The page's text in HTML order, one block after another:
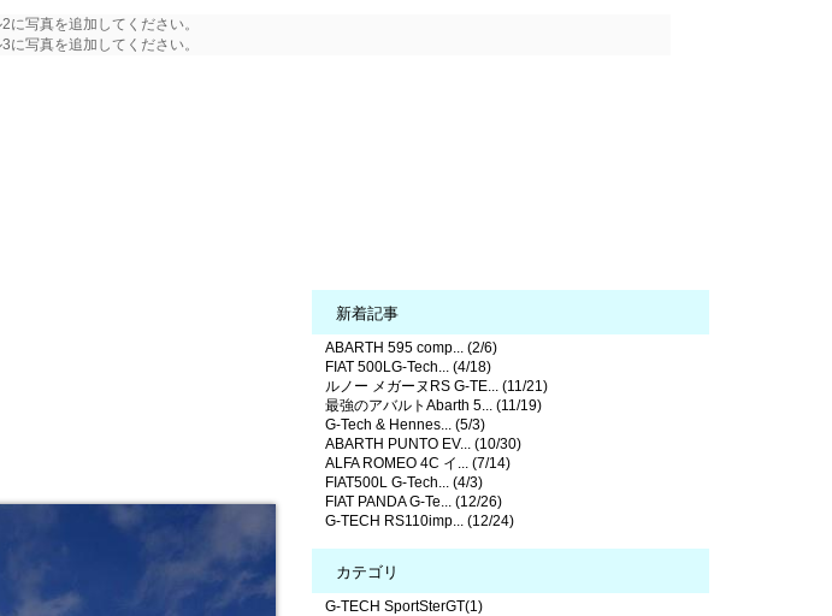
新着記事
ABARTH 595 comp... (2/6)
FIAT 500LG-Tech... (4/18)
ルノー メガーヌRS G-TE... (11/21)
最強のアバルトAbarth 5... (11/19)
G-Tech & Hennes... (5/3)
ABARTH PUNTO EV... (10/30)
ALFA ROMEO 4C イ... (7/14)
FIAT500L G-Tech... (4/3)
FIAT PANDA G-Te... (12/26)
G-TECH RS110imp... (12/24)
カテゴリ
G-TECH SportSterGT(1)